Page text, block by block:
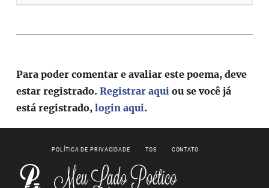
Para poder comentar e avaliar este poema, deve
estar registrado.Registrar aqui ou se você já
está registrado,login aqui.
POLÍTICA DE PRIVACIDADE TOS CONTATO